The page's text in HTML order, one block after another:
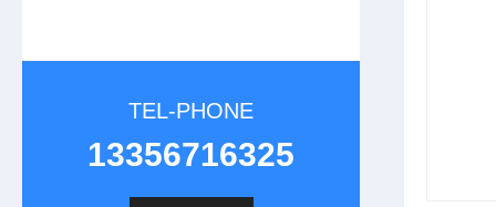
TEL-PHONE
13356716325